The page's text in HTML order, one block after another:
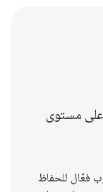
مستوى
فعّال للحفاظ